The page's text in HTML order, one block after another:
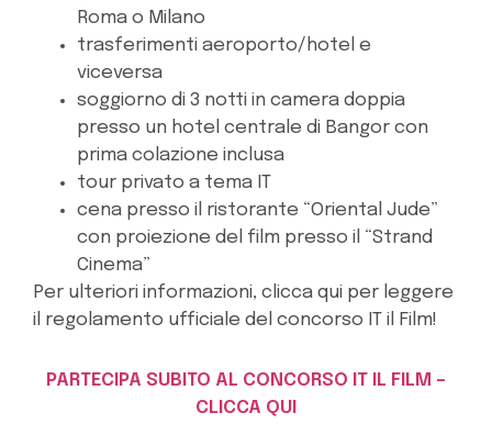
Roma o Milano
trasferimenti aeroporto/hotel e
viceversa
soggiorno di 3 notti in camera doppia
presso un hotel centrale di Bangor con
prima colazione inclusa
tour privato a tema IT
cena presso il ristorante “Oriental Jude”
con proiezione del film presso il “Strand
Cinema”
Per ulteriori informazioni, clicca qui per leggere
il regolamento ufficiale del concorso IT il Film!
PARTECIPA SUBITO AL CONCORSO IT IL FILM –
CLICCA QUI